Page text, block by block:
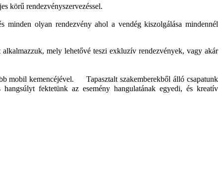
körű rendezvényszervezéssel.
minden olyan rendezvény ahol a vendég kiszolgálása mindennél
mely lehetővé teszi exkluzív rendezvények, vagy akár
mobil kemencéjével. Tapasztalt szakemberekből álló csapatunk
fektetünk az esemény hangulatának egyedi, és kreatív